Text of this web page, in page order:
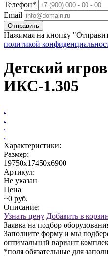
Телефон*
Email
Отправить
Нажимая на кнопку
политикой
Детский
ИКС-1.305
.
.
.
.
Характеристики:
Размер:
19750х17450х6900
Артикул:
Не указан
Цена:
~0 руб.
Описание:
Узнать цену Добавить в
Заявка на подбор
Заполните форму и мы
оптимальный вариант
*поля обязательные для